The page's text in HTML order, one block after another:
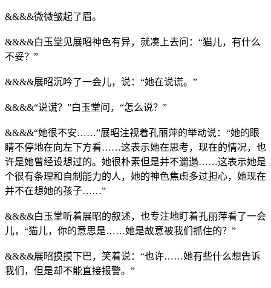
&&&&微微皱起了眉。
&&&&白玉堂见展昭神色有异，就凑上去问：“猫儿，有什么
不妥？”
&&&&展昭沉吟了一会儿，说：“她在说谎。”
&&&&“说谎？”白玉堂问，“怎么说？”
&&&&“她很不安……”展昭注视着孔丽萍的举动说：“她的眼
睛不停地在向左下方看……这表示她在思考，现在的情况，也
许是她曾经设想过的。她很朴素但是并不邋遢……这表示她是
个很有条理和自制能力的人，她的神色焦虑多过担心，她现在
并不在想她的孩子……”
&&&&白玉堂听着展昭的叙述，也专注地盯着孔丽萍看了一会
儿，“猫儿，你的意思是……她是故意被我们抓住的？”
&&&&展昭摸摸下巴，笑着说：“也许……她有些什么想告诉
我们，但是却不能直接报警。”